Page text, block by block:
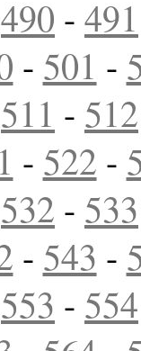
490 - 491
- 501 -
511 - 512
- 522 -
532 - 533
- 543 -
553 - 554